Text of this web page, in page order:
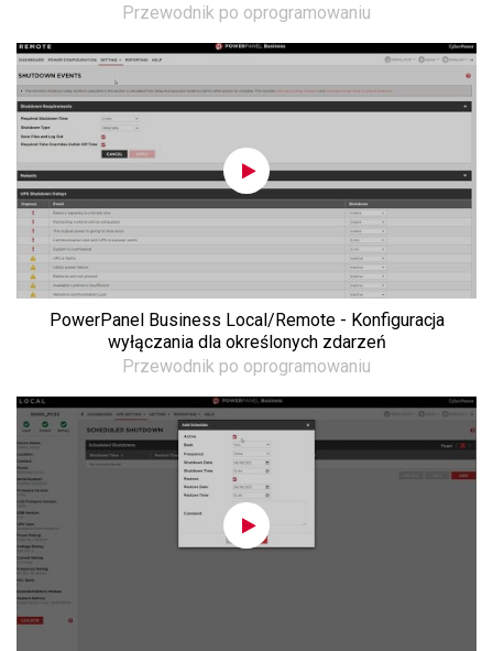
Przewodnik po oprogramowaniu
PowerPanel Business Local/Remote - Konfiguracja
wyłączania dla określonych zdarzeń
Przewodnik po oprogramowaniu